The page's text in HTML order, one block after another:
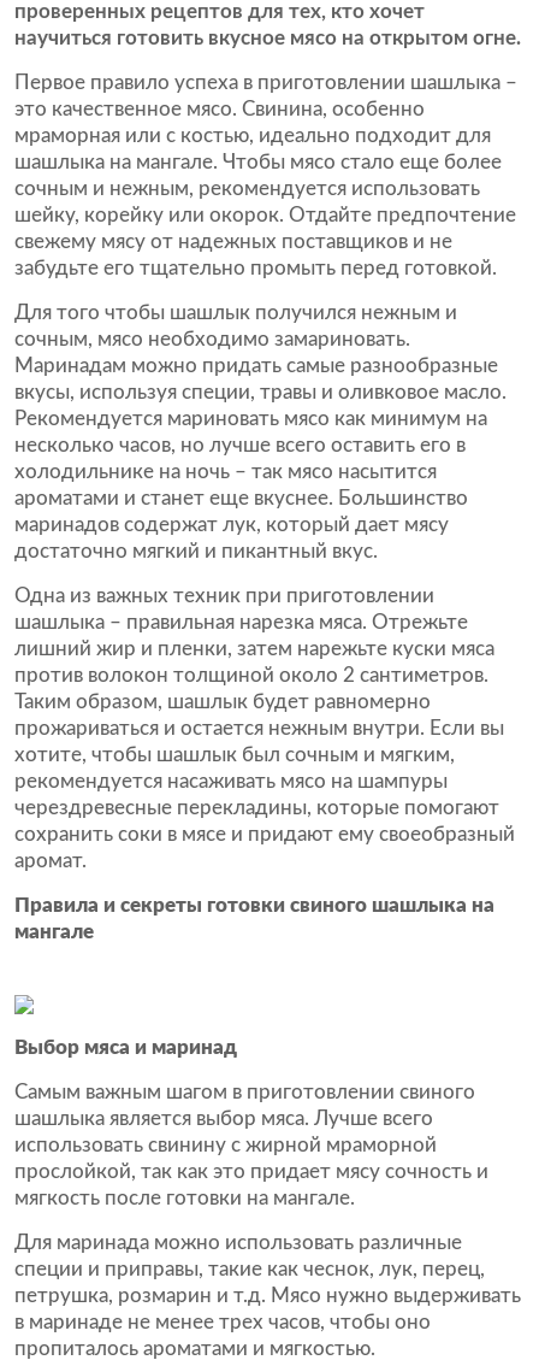
проверенных рецептов для тех, кто хочет
научиться готовить вкусное мясо на открытом огне.
Первое правило успеха в приготовлении шашлыка –
это качественное мясо. Свинина, особенно
мраморная или с костью, идеально подходит для
шашлыка на мангале. Чтобы мясо стало еще более
сочным и нежным, рекомендуется использовать
шейку, корейку или окорок. Отдайте предпочтение
свежему мясу от надежных поставщиков и не
забудьте его тщательно промыть перед готовкой.
Для того чтобы шашлык получился нежным и
сочным, мясо необходимо замариновать.
Маринадам можно придать самые разнообразные
вкусы, используя специи, травы и оливковое масло.
Рекомендуется мариновать мясо как минимум на
несколько часов, но лучше всего оставить его в
холодильнике на ночь – так мясо насытится
ароматами и станет еще вкуснее. Большинство
маринадов содержат лук, который дает мясу
достаточно мягкий и пикантный вкус.
Одна из важных техник при приготовлении
шашлыка – правильная нарезка мяса. Отрежьте
лишний жир и пленки, затем нарежьте куски мяса
против волокон толщиной около 2 сантиметров.
Таким образом, шашлык будет равномерно
прожариваться и остается нежным внутри. Если вы
хотите, чтобы шашлык был сочным и мягким,
рекомендуется насаживать мясо на шампуры
черездревесные перекладины, которые помогают
сохранить соки в мясе и придают ему своеобразный
аромат.
Правила и секреты готовки свиного шашлыка на
мангале
Выбор мяса и маринад
Самым важным шагом в приготовлении свиного
шашлыка является выбор мяса. Лучше всего
использовать свинину с жирной мраморной
прослойкой, так как это придает мясу сочность и
мягкость после готовки на мангале.
Для маринада можно использовать различные
специи и приправы, такие как чеснок, лук, перец,
петрушка, розмарин и т.д. Мясо нужно выдерживать
в маринаде не менее трех часов, чтобы оно
пропиталось ароматами и мягкостью.